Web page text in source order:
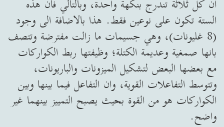
ان كل ثلاثة تندرج بنكهة واحدة، وبالتالي فان هذه
الستة تكون على نوعين فقط. هذا بالاضافة الى وجود
(8 غليونات)، وهي جسيمات ما زالت مفترضة وتتصف
بانها صمغية وعديمة الكتلة؛ وظيفتها ربط الكواركات
مع بعضها البعض لتشكيل الميزونات والباريونات،
وتتوسط التفاعلات القوية، وان التفاعل فيما بينها وبين
الكواركات هو من القوة بحيث يصبح التمييز بينهما غير
واضح.